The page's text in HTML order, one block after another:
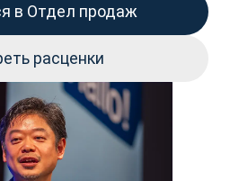
в Отдел продаж
расценки